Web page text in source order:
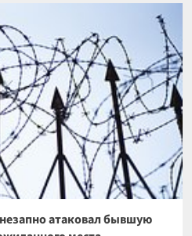
атаковал бывшую